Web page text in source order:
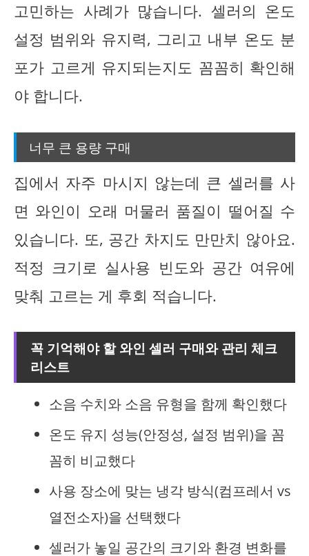
고민하는 사례가 많습니다. 셀러의 온도
설정 범위와 유지력, 그리고 내부 온도 분
포가 고르게 유지되는지도 꼼꼼히 확인해
야 합니다.
너무 큰 용량 구매
집에서 자주 마시지 않는데 큰 셀러를 사
면 와인이 오래 머물러 품질이 떨어질 수
있습니다. 또, 공간 차지도 만만치 않아요.
적정 크기로 실사용 빈도와 공간 여유에
맞춰 고르는 게 후회 적습니다.
꼭 기억해야 할 와인 셀러 구매와 관리 체크
리스트
소음 수치와 소음 유형을 함께 확인했다
온도 유지 성능(안정성, 설정 범위)을 꼼
꼼히 비교했다
사용 장소에 맞는 냉각 방식(컴프레서 vs
열전소자)을 선택했다
셀러가 놓일 공간의 크기와 환경 변화를